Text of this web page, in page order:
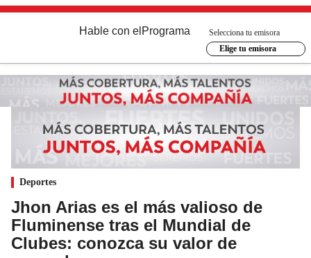
Hable con el Programa
Selecciona tu emisora
Elige tu emisora
Deportes
Jhon Arias es el más valioso de
Fluminense tras el Mundial de
Clubes: conozca su valor de